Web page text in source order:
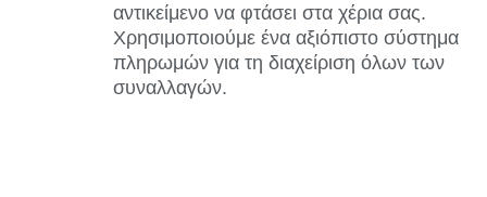
αντικείμενο να φτάσει στα χέρια σας.
Χρησιμοποιούμε ένα αξιόπιστο σύστημα
πληρωμών για τη διαχείριση όλων των
συναλλαγών.